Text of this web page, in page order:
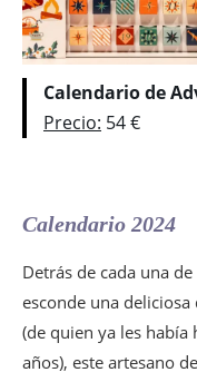
Calendario de
Precio: 54 €
Calendario 2024
Detrás de cada una
esconde una deliciosa
(de quien ya les había
años), este artesano